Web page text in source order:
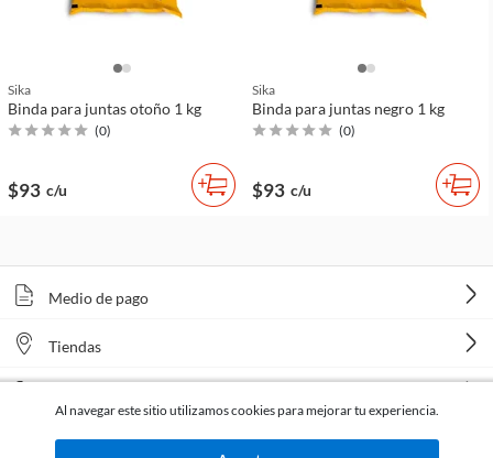
Sika
Binda para juntas otoño 1 kg
(0)
$93 c/u
Sika
Binda para juntas negro 1 kg
(0)
$93 c/u
Medio de pago
Tiendas
Al navegar este sitio utilizamos cookies para mejorar tu experiencia.